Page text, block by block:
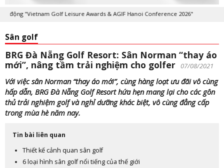
"Vietnam Golf Leisure Awards & AGIF Hanoi Conference 2026"
Sân golf
BRG Đà Nẵng Golf Resort: Sân Norman “thay áo
mới”, nâng tầm trải nghiệm cho golfer 07/08/2021
Với việc sân Norman “thay áo mới”, cùng hàng loạt ưu đãi vô cùng
hấp dẫn, BRG Đà Nẵng Golf Resort hứa hẹn mang lại cho các gôn
thủ trải nghiệm golf và nghỉ dưỡng khác biệt, vô cùng đẳng cấp
trong mùa hè năm nay.
Tin bài liên quan
Thiết kế cảnh quan sân golf
6 loại hình sân golf nổi tiếng của thế giới